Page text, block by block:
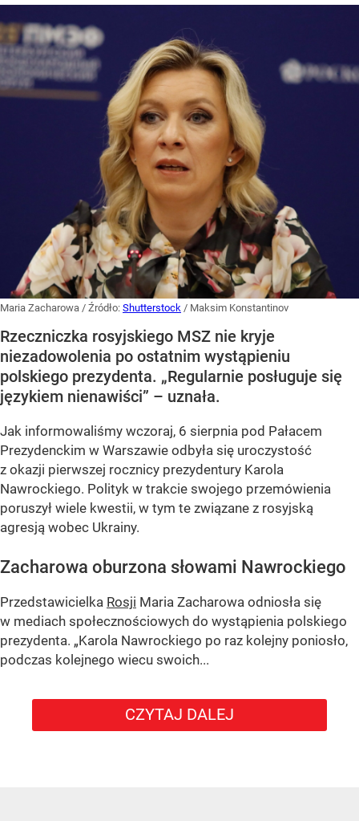
Maria Zacharowa / Źródło: Shutterstock / Maksim Konstantinov
Rzeczniczka rosyjskiego MSZ nie kryje
niezadowolenia po ostatnim wystąpieniu
polskiego prezydenta. „Regularnie posługuje się
językiem nienawiści” – uznała.
Jak informowaliśmy wczoraj, 6 sierpnia pod Pałacem
Prezydenckim w Warszawie odbyła się uroczystość
z okazji pierwszej rocznicy prezydentury Karola
Nawrockiego. Polityk w trakcie swojego przemówienia
poruszył wiele kwestii, w tym te związane z rosyjską
agresją wobec Ukrainy.
Zacharowa oburzona słowami Nawrockiego
Przedstawicielka Rosji Maria Zacharowa odniosła się
w mediach społecznościowych do wystąpienia polskiego
prezydenta. „Karola Nawrockiego po raz kolejny poniosło,
podczas kolejnego wiecu swoich...
CZYTAJ DALEJ